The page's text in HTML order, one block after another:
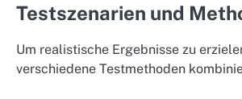
Testszenarien und
Um realistische Ergebnisse zu
verschiedene Testmethoden